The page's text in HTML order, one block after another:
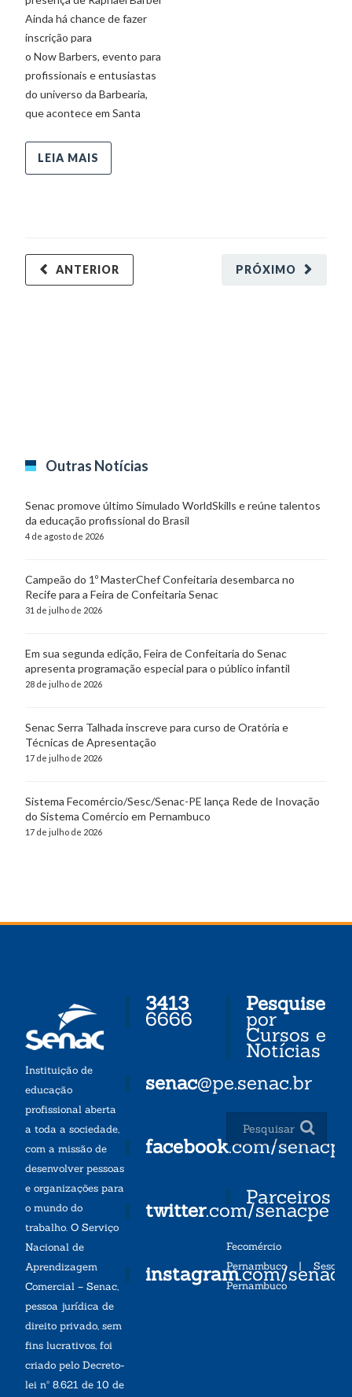
Ainda há chance de fazer
inscrição para
o Now Barbers, evento para
profissionais e entusiastas
do universo da Barbearia,
que acontece em Santa
LEIA MAIS
PRÓXIMO
ANTERIOR
Outras Notícias
Senac promove último Simulado WorldSkills e reúne talentos
da educação profissional do Brasil
4 de agosto de 2026
Campeão do 1º MasterChef Confeitaria desembarca no
Recife para a Feira de Confeitaria Senac
31 de julho de 2026
Em sua segunda edição, Feira de Confeitaria do Senac
apresenta programação especial para o público infantil
28 de julho de 2026
Senac Serra Talhada inscreve para curso de Oratória e
Técnicas de Apresentação
17 de julho de 2026
Sistema Fecomércio/Sesc/Senac-PE lança Rede de Inovação
do Sistema Comércio em Pernambuco
17 de julho de 2026
Instituição de
educação
profissional aberta
a toda a sociedade,
com a missão de
desenvolver pessoas
e organizações para
o mundo do
trabalho. O Serviço
Nacional de
Aprendizagem
Comercial – Senac,
pessoa jurídica de
direito privado, sem
fins lucrativos, foi
criado pelo Decreto-
lei nº 8.621 de 10 de
3413
6666
senac@pe.senac.br
facebook.com/senacpe
twitter.com/senacpe
instagram.com/
Pesquise
por
Cursos e
Notícias
Parceiros
Fecomércio
Pernambuco| Sesc
Pernambuco